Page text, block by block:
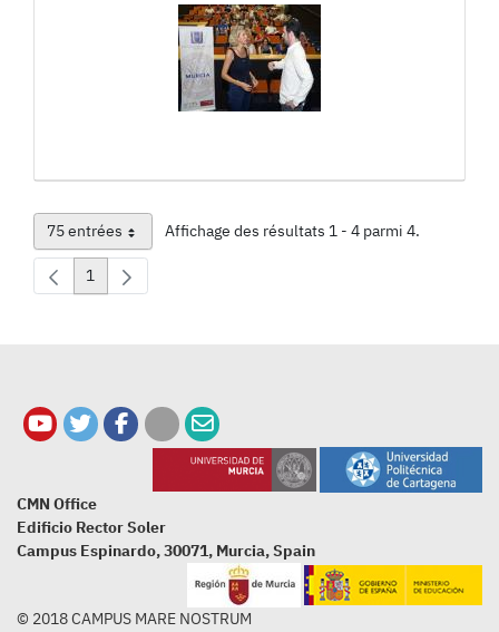
75 entrées
Par page Affichage des résultats 1 - 4 parmi 4.
Page
1
CMN Office
Edificio Rector Soler
Campus Espinardo, 30071, Murcia, Spain
© 2018 CAMPUS MARE NOSTRUM